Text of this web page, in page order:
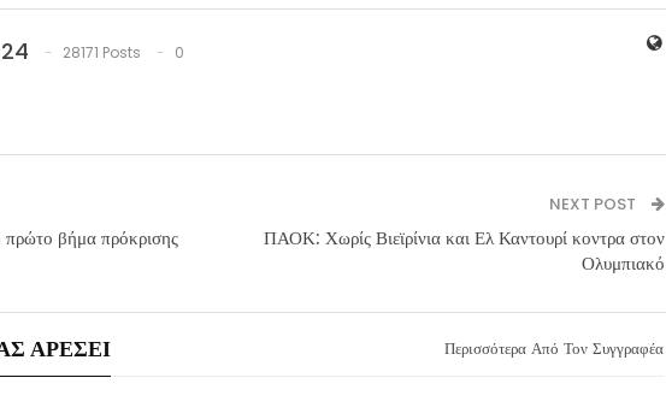
28171 Posts
0
πρώτο βήμα πρόκρισης
NEXT POST
ΠΑΟΚ: Χωρίς Βιεϊρίνια και Ελ Καντουρί κοντρα στον
Ολυμπιακό
ΑΡΈΣΕΙ Περισσότερα Από Τον Συγγραφέα